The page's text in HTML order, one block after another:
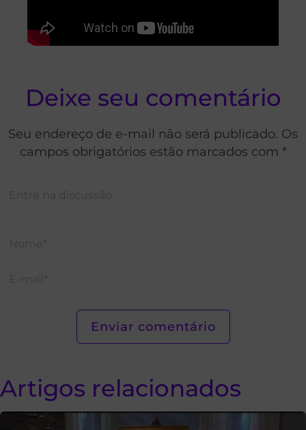
Deixe seu comentário
Seu endereço de e-mail não será publicado. Os
campos obrigatórios estão marcados com *
Artigos relacionados